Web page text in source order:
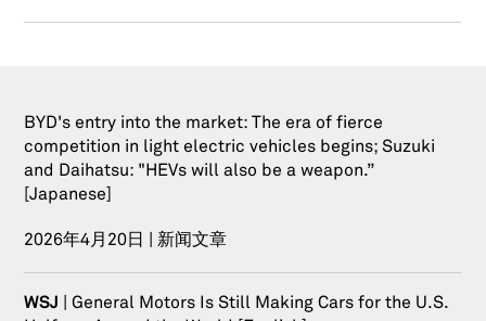
BYD's entry into the market: The era of fierce
competition in light electric vehicles begins; Suzuki
and Daihatsu: "HEVs will also be a weapon.”
[Japanese]
2026年4月20日 | 新闻文章
WSJ | General Motors Is Still Making Cars for the U.S.